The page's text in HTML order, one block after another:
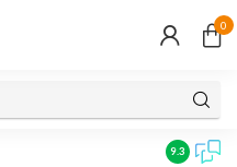
0
9.3